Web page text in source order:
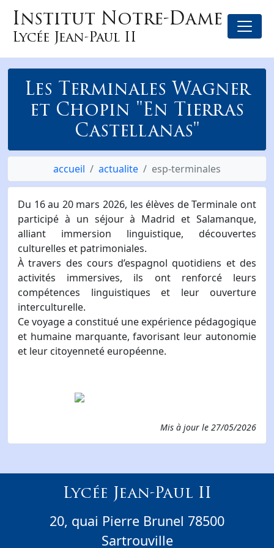
Institut Notre-Dame
Lycée Jean-Paul II
Les Terminales Wagner
et Chopin "En Tierras
Castellanas"
accueil actualite esp-terminales
Du 16 au 20 mars 2026, les élèves de Terminale ont
participé à un séjour à Madrid et Salamanque,
alliant immersion linguistique, découvertes
culturelles et patrimoniales.
À travers des cours d’espagnol quotidiens et des
activités immersives, ils ont renforcé leurs
compétences linguistiques et leur ouverture
interculturelle.
Ce voyage a constitué une expérience pédagogique
et humaine marquante, favorisant leur autonomie
et leur citoyenneté européenne.
Mis à jour le 27/05/2026
Lycée Jean-Paul II
20, quai Pierre Brunel 78500
Sartrouville